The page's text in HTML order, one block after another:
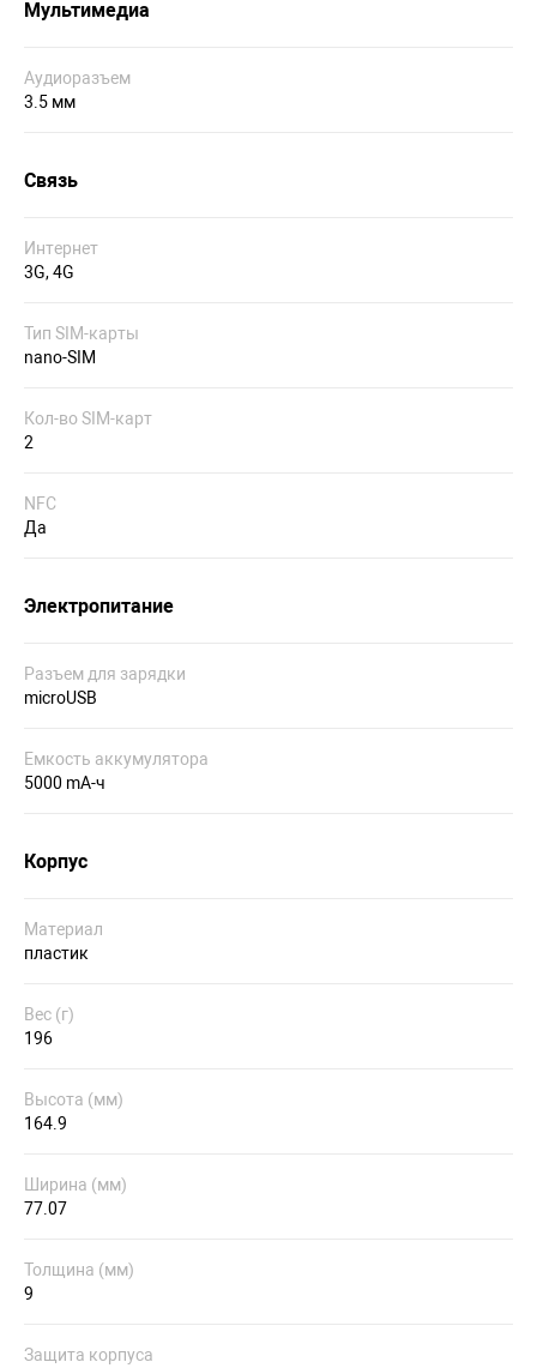
Мультимедиа
Аудиоразъем
3.5 мм
Связь
Интернет
3G, 4G
Тип SIM-карты
nano-SIM
Кол-во SIM-карт
2
NFC
Да
Электропитание
Разъем для зарядки
microUSB
Емкость аккумулятора
5000 mA-ч
Корпус
Материал
пластик
Вес (г)
196
Высота (мм)
164.9
Ширина (мм)
77.07
Толщина (мм)
9
Защита корпуса